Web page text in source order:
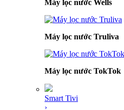
Máy lọc nước Wells
Máy lọc nước Truliva
Máy lọc nước TokTok
Smart Tivi
›